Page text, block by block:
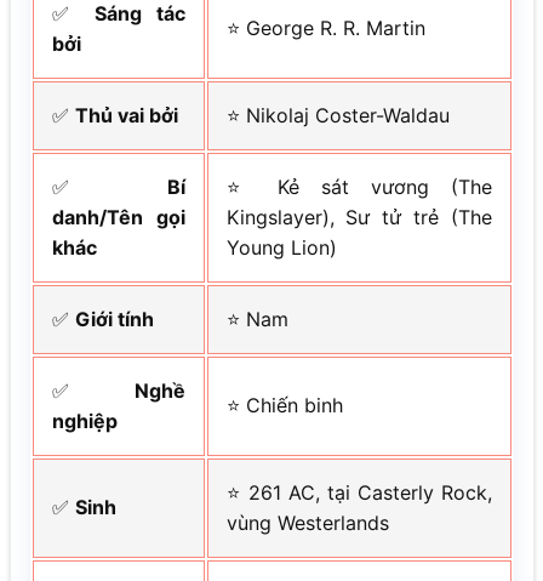
✅ Sáng tác
bởi
⭐ George R. R. Martin
✅ Thủ vai bởi ⭐ Nikolaj Coster-Waldau
✅ Bí
danh/Tên gọi
khác
⭐ Kẻ sát vương (The
Kingslayer), Sư tử trẻ (The
Young Lion)
✅ Giới tính ⭐ Nam
✅ Nghề
nghiệp
⭐ Chiến binh
✅ Sinh
⭐ 261 AC, tại Casterly Rock,
vùng Westerlands